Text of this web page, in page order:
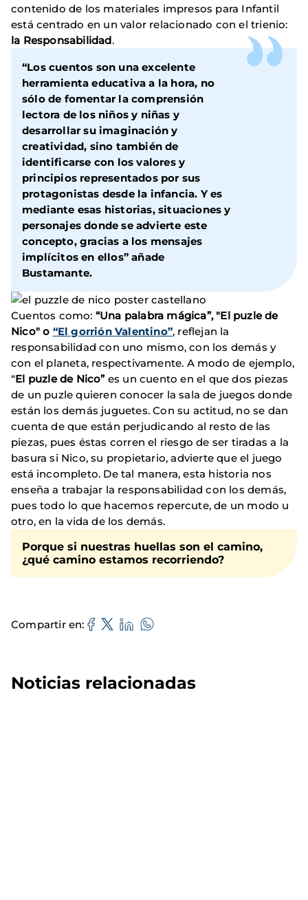
contenido de los materiales impresos para Infantil
está centrado en un valor relacionado con el trienio:
la Responsabilidad.
“Los cuentos son una excelente
herramienta educativa a la hora, no
sólo de fomentar la comprensión
lectora de los niños y niñas y
desarrollar su imaginación y
creatividad, sino también de
identificarse con los valores y
principios representados por sus
protagonistas desde la infancia. Y es
mediante esas historias, situaciones y
personajes donde se advierte este
concepto, gracias a los mensajes
implícitos en ellos” añade
Bustamante.
Cuentos como: “Una palabra mágica”, "El puzle de
Nico" o “El gorrión Valentino”, reflejan la
responsabilidad con uno mismo, con los demás y
con el planeta, respectivamente. A modo de ejemplo,
“El puzle de Nico”es un cuento en el que dos piezas
de un puzle quieren conocer la sala de juegos donde
están los demás juguetes. Con su actitud, no se dan
cuenta de que están perjudicando al resto de las
piezas, pues éstas corren el riesgo de ser tiradas a la
basura si Nico, su propietario, advierte que el juego
está incompleto. De tal manera, esta historia nos
enseña a trabajar la responsabilidad con los demás,
pues todo lo que hacemos repercute, de un modo u
otro, en la vida de los demás.
Porque si nuestras huellas son el camino,
¿qué camino estamos recorriendo?
Compartir en
Noticias relacionadas